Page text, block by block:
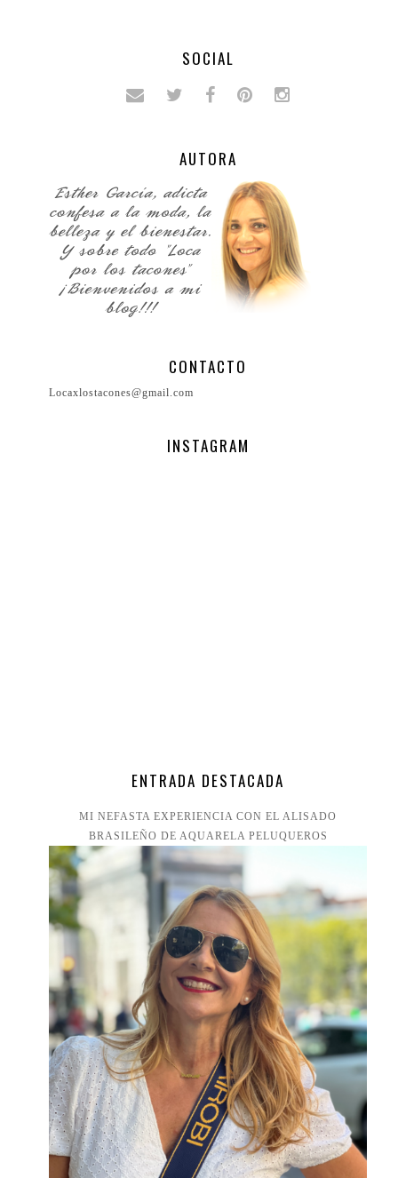
SOCIAL
AUTORA
CONTACTO
Locaxlostacones@gmail.com
INSTAGRAM
ENTRADA DESTACADA
MI NEFASTA EXPERIENCIA CON EL ALISADO
BRASILEÑO DE AQUARELA PELUQUEROS